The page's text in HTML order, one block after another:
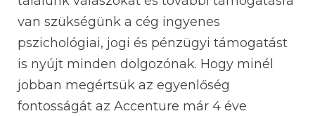
van szükségünk a cég ingyenes
pszichológiai, jogi és pénzügyi támogatást
is nyújt minden dolgozónak. Hogy minél
jobban megértsük az egyenlőség
fontosságát az Accenture már 4 éve